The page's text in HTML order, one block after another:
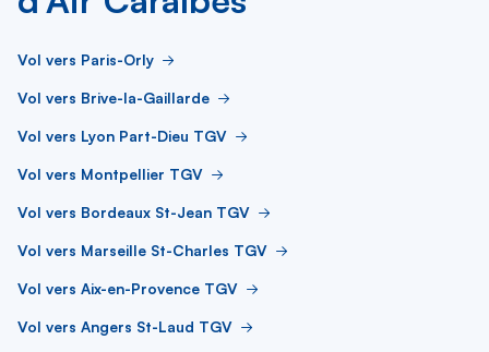
Vol vers Paris-Orly
Vol vers Brive-la-Gaillarde
Vol vers Lyon Part-Dieu TGV
Vol vers Montpellier TGV
Vol vers Bordeaux St-Jean TGV
Vol vers Marseille St-Charles TGV
Vol vers Aix-en-Provence TGV
Vol vers Angers St-Laud TGV